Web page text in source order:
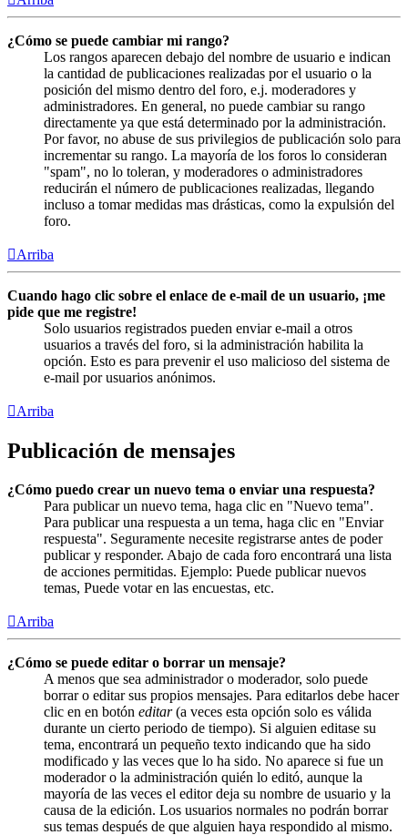
¿Cómo se puede cambiar mi rango?
Los rangos aparecen debajo del nombre de usuario e indican
la cantidad de publicaciones realizadas por el usuario o la
posición del mismo dentro del foro, e.j. moderadores y
administradores. En general, no puede cambiar su rango
directamente ya que está determinado por la administración.
Por favor, no abuse de sus privilegios de publicación solo para
incrementar su rango. La mayoría de los foros lo consideran
"spam", no lo toleran, y moderadores o administradores
reducirán el número de publicaciones realizadas, llegando
incluso a tomar medidas mas drásticas, como la expulsión del
foro.
Arriba
Cuando hago clic sobre el enlace de e-mail de un usuario, ¡me
pide que me registre!
Solo usuarios registrados pueden enviar e-mail a otros
usuarios a través del foro, si la administración habilita la
opción. Esto es para prevenir el uso malicioso del sistema de
e-mail por usuarios anónimos.
Arriba
Publicación de mensajes
¿Cómo puedo crear un nuevo tema o enviar una respuesta?
Para publicar un nuevo tema, haga clic en "Nuevo tema".
Para publicar una respuesta a un tema, haga clic en "Enviar
respuesta". Seguramente necesite registrarse antes de poder
publicar y responder. Abajo de cada foro encontrará una lista
de acciones permitidas. Ejemplo: Puede publicar nuevos
temas, Puede votar en las encuestas, etc.
Arriba
¿Cómo se puede editar o borrar un mensaje?
A menos que sea administrador o moderador, solo puede
borrar o editar sus propios mensajes. Para editarlos debe hacer
clic en en botón editar(a veces esta opción solo es válida
durante un cierto periodo de tiempo). Si alguien editase su
tema, encontrará un pequeño texto indicando que ha sido
modificado y las veces que lo ha sido. No aparece si fue un
moderador o la administración quién lo editó, aunque la
mayoría de las veces el editor deja su nombre de usuario y la
causa de la edición. Los usuarios normales no podrán borrar
sus temas después de que alguien haya respondido al mismo.